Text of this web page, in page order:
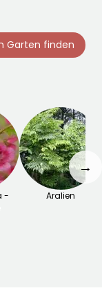
Garten finden
-
Aralien
→